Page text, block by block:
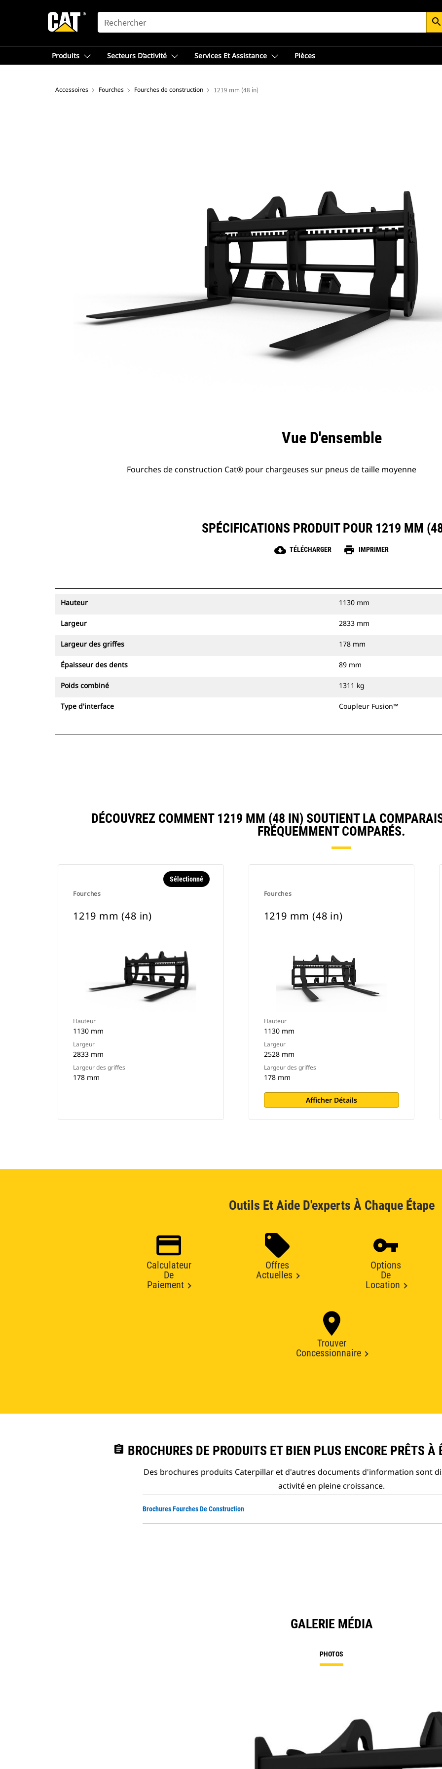
SEARCH search
Produits Secteurs D’activité Services Et Assistance Pièces
Accessoires Fourches Fourches de construction 1219 mm (48 in)
Vue D'ensemble
Fourches de construction Cat® pour chargeuses sur pneus de taille moyenne
SPÉCIFICATIONS PRODUIT POUR 1219 MM
cloud_download TÉLÉCHARGER print IMPRIMER
Hauteur 1130 mm
Largeur 2833 mm
Largeur des griffes 178 mm
Épaisseur des dents 89 mm
Poids combiné 1311 kg
Type d'interface Coupleur Fusion™
DÉCOUVREZ COMMENT 1219 MM (48 IN) SOUTIENT LA
FRÉQUEMMENT COMPARÉS.
Fourches
Sélectionné
1219 mm (48 in)
Hauteur
1130 mm
Largeur
2833 mm
Largeur des griffes
178 mm
Fourches
1219 mm (48 in)
Hauteur
1130 mm
Largeur
2528 mm
Largeur des griffes
178 mm
Afficher Détails
Outils Et Aide D'experts À Chaque Étape
Calculateur
De
Paiement
Offres
Actuelles
Options
De
Location
Trouver
Concessionnaire
assignment BROCHURES DE PRODUITS ET BIEN PLUS ENCORE PRÊTS À
Des brochures produits Caterpillar et d'autres documents d'information sont
activité en pleine croissance.
Brochures Fourches De Construction
GALERIE MÉDIA
PHOTOS